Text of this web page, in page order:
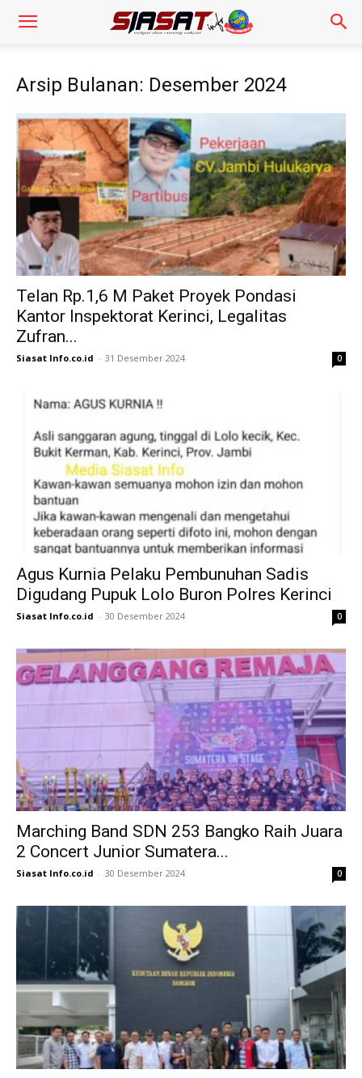
Arsip Bulanan: Desember 2024
Telan Rp.1,6 M Paket Proyek Pondasi
Kantor Inspektorat Kerinci, Legalitas
Zufran...
Siasat Info.co.id - 31 Desember 2024 0
Agus Kurnia Pelaku Pembunuhan Sadis
Digudang Pupuk Lolo Buron Polres Kerinci
Siasat Info.co.id - 30 Desember 2024 0
Marching Band SDN 253 Bangko Raih Juara
2 Concert Junior Sumatera...
Siasat Info.co.id - 30 Desember 2024 0